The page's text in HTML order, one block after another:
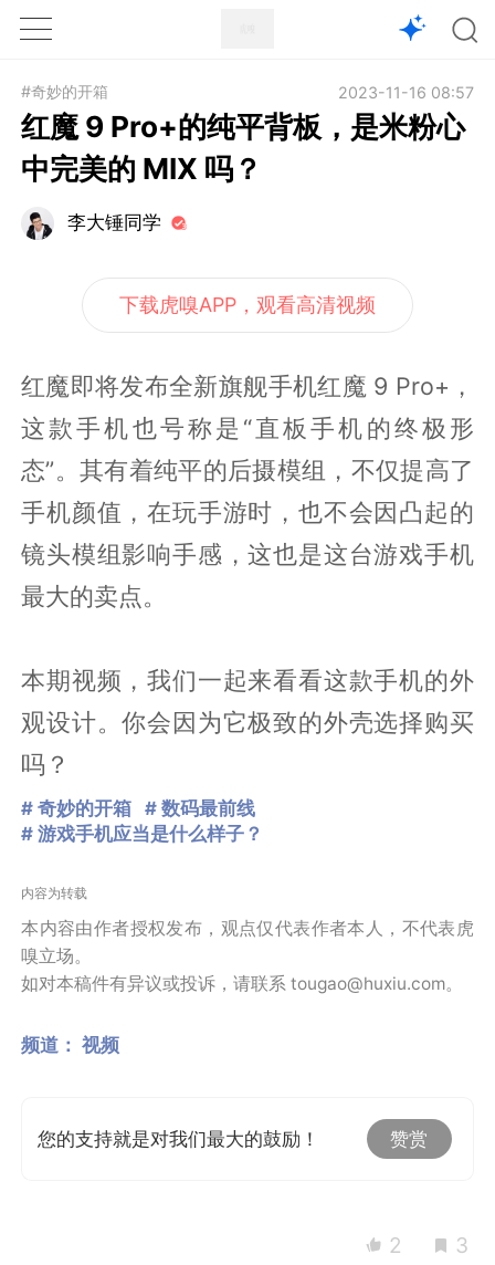
1X
#奇妙的开箱 2023-11-16 08:57
红魔 9 Pro+的纯平背板，是米粉心
中完美的 MIX 吗？
李大锤同学
下载虎嗅APP，观看高清视频
红魔即将发布全新旗舰手机红魔 9 Pro+，
这款手机也号称是“直板手机的终极形
态”。其有着纯平的后摄模组，不仅提高了
手机颜值，在玩手游时，也不会因凸起的
镜头模组影响手感，这也是这台游戏手机
最大的卖点。
本期视频，我们一起来看看这款手机的外
观设计。你会因为它极致的外壳选择购买
吗？
# 奇妙的开箱
# 数码最前线
# 游戏手机应当是什么样子？
内容为转载
本内容由作者授权发布，观点仅代表作者本人，不代表虎
嗅立场。
如对本稿件有异议或投诉，请联系 tougao@huxiu.com。
频道： 视频
您的支持就是对我们最大的鼓励！ 赞赏
2 3